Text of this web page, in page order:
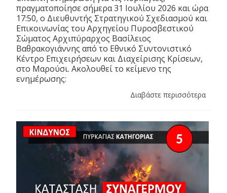
πραγματοποίησε σήμερα 31 Ιουλίου 2026 και ώρα
17:50, ο Διευθυντής Στρατηγικού Σχεδιασμού και
Επικοινωνίας του Αρχηγείου Πυροσβεστικού
Σώματος Αρχιπύραρχος Βασίλειος
Βαθρακογιάννης από το Εθνικό Συντονιστικό
Κέντρο Επιχειρήσεων και Διαχείρισης Κρίσεων,
στο Μαρούσι. Ακολουθεί το κείμενο της
ενημέρωσης:
Διαβάστε περισσότερα